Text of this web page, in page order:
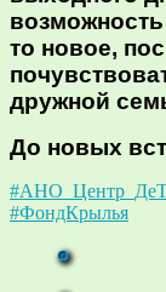
возможность
то новое,
дружной
До новых
#ФондКрылья